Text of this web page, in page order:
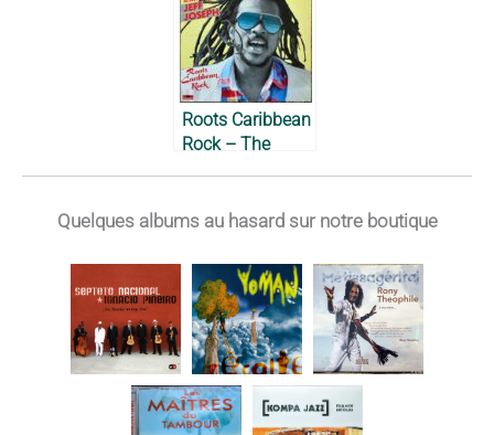
Roots Caribbean
Rock – The
1984
Quelques albums au hasard sur notre boutique